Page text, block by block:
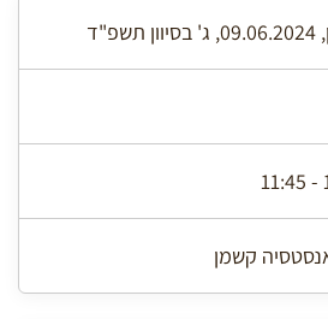
קשמן